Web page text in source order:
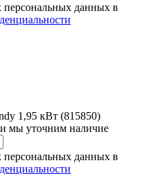
персональных данных в
1,95 кВт (815850)
мы уточним наличие
персональных данных в